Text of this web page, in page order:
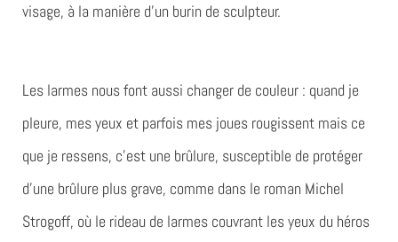
visage, à la manière d’un burin de sculpteur.
Les larmes nous font aussi changer de couleur : quand je
pleure, mes yeux et parfois mes joues rougissent mais ce
que je ressens, c’est une brûlure, susceptible de protéger
d’une brûlure plus grave, comme dans le roman Michel
Strogoff, où le rideau de larmes couvrant les yeux du héros